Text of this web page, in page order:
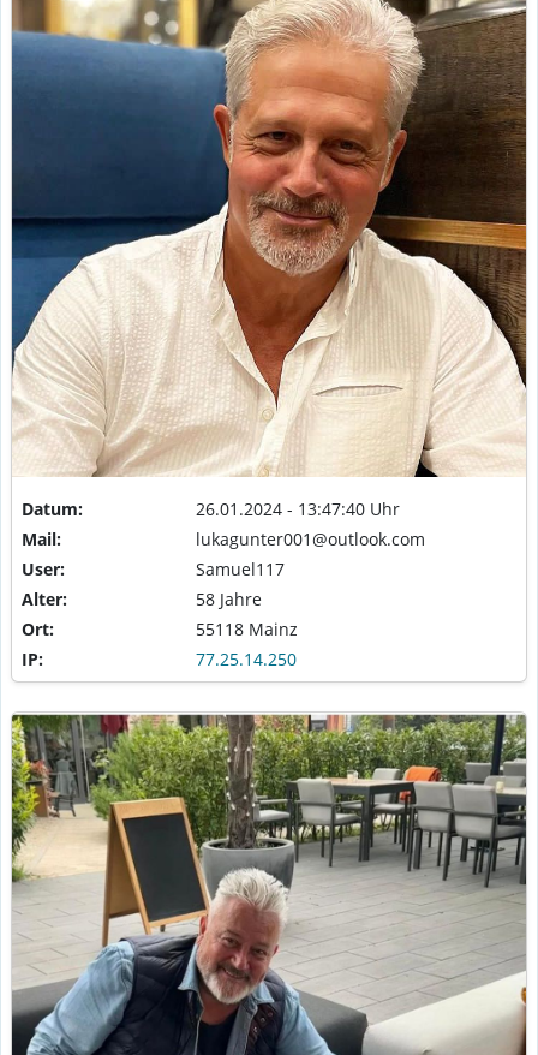
Datum:
26.01.2024 - 13:47:40 Uhr
Mail:
lukagunter001@outlook.com
User:
Samuel117
Alter:
58 Jahre
Ort:
55118 Mainz
IP:
77.25.14.250